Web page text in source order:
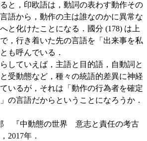
と，印欧語は，動詞の表わす動作その
語から，動作の主は誰なのかに異常な
と化けたことになる．國分 (178) は上
，行き着いた先の言語を「出来事を私
も呼んでいる．
していえば，主語と目的語，自動詞と
受動態など，種々の統語的差異に神経
いるが，それは「動作の行為者を確定
の言語だからということになろうか．
『中動態の世界 意志と責任の考古
2017年．